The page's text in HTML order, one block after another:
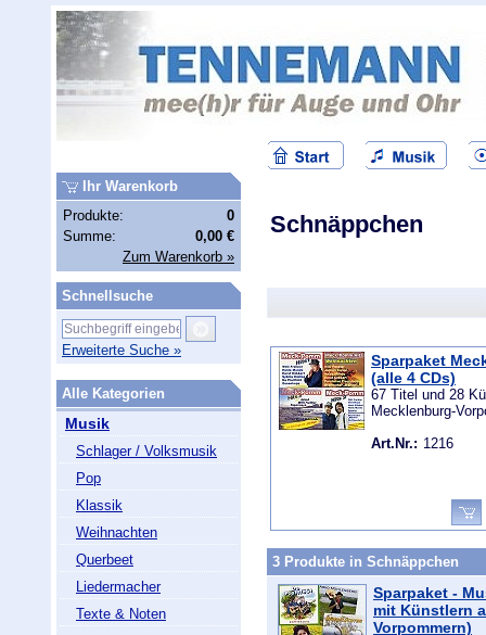
Ihr Warenkorb
Produkte:
0
Summe:
0,00 €
Zum Warenkorb »
Schnellsuche
Erweiterte Suche »
Alle Kategorien
Musik
Schlager / Volksmusik
Pop
Klassik
Weihnachten
Querbeet
Liedermacher
Texte & Noten
Schnäppchen
Sparpaket
(alle 4 CDs)
67 Titel und 28
Mecklenburg-
Art.Nr.: 1216
3 Produkte in Schnäppchen
Sparpaket -
mit Künstlern
Vorpommern)